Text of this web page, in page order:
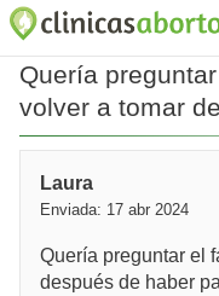
Quería
volver a tomar
Laura
Enviada: 17 abr 2024
Quería preguntar el
después de haber